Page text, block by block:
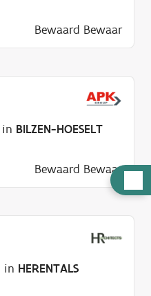
u
l
p
Bewaard Bewaar
BILZEN-HOESELT
Bewaard Bewaar
in HERENTALS